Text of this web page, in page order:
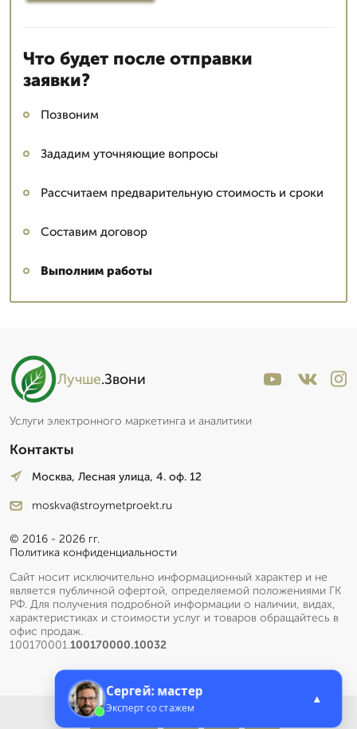
Что будет после отправки
заявки?
Позвоним
Зададим уточняющие вопросы
Рассчитаем предварительную стоимость и сроки
Составим договор
Выполним работы
Лучше.Звони
Услуги электронного маркетинга и аналитики
Контакты
Москва, Лесная улица, 4. оф. 12
moskva@stroymetproekt.ru
© 2016 - 2026 гг.
Политика конфиденциальности
Сайт носит исключительно информационный характер и не
является публичной офертой, определяемой положениями ГК
РФ. Для получения подробной информации о наличии, видах,
характеристиках и стоимости услуг и товаров обращайтесь в
офис продаж.
100170001.100170000.10032
Сергей: мастер
Эксперт со стажем
▲